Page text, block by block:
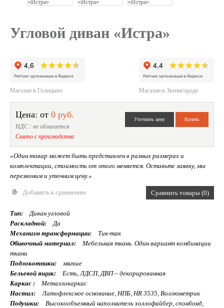
Угловой диван «Истра»
Магазин в Голицыно Магазин в Звенигороде
Цена: от 0 руб.
НДС : не облагается
Снято с производства
«Один товар может быть представлен в разных размерах и
комплектации, стоимость от этого меняется. Оставьте заявку, мы
перезвоним и уточним цену.»
Добавить к сравнению Сравнить товары (0)
Тип:
Диван угловой
Раскладной:
Да
Механизм трансформации:
Тик-так
Обивочный материал:
Мебельная ткань. Один вариант комбинации
ткани
Подлокотники:
мягкие
Бельевой ящик:
Есть, ЛДСП, ДВП – декорированная
Каркас :
Металлокаркас
Настил:
Латофлексное основание, НПБ, HR 3535, Воллюметрик
Подушки:
Высокообъемный наполнитель холлофайбер, спонбонд,